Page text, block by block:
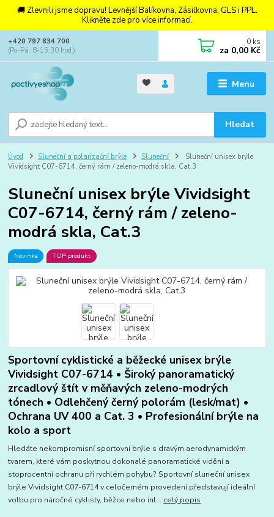
🚚 Zlevnili jsme dopravu! Levnější Balíkovna, Zásilkovna, GLS i PPL.
Klikněte zde pro více informací.
Menu
Hledat
+420 797 834 700
(Po-Pá, 8-15:30 hod.)
0 ks
za 0,00 Kč
Úvod Sluneční a polarizační brýle Sluneční
Sluneční unisex brýle
Vividsight C07-6714, černý rám / zeleno-modrá skla, Cat.3
Sluneční unisex brýle Vividsight
C07-6714, černý rám / zeleno-
modrá skla, Cat.3
Novinka TOP produkt
Sportovní cyklistické a běžecké unisex brýle
Vividsight C07-6714 • Široký panoramatický
zrcadlový štít v měňavých zeleno-modrých
tónech • Odlehčený černý polorám (lesk/mat) •
Ochrana UV 400 a Cat. 3 • Profesionální brýle na
kolo a sport
Hledáte nekompromisní sportovní brýle s dravým aerodynamickým
tvarem, které vám poskytnou dokonalé panoramatické vidění a
stoprocentní ochranu při rychlém pohybu? Sportovní sluneční unisex
brýle Vividsight C07-6714 v celočerném provedení představují ideální
volbu pro náročné cyklisty, běžce nebo inl... celý popis